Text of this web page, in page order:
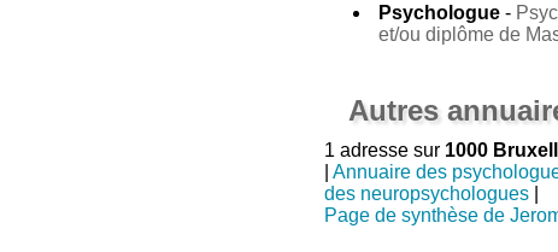
Psychologue-
et/ou diplôme de
Autres
1 adresse sur 1000
Annuaire des
des neuropsychologues|
Page de synthèse de